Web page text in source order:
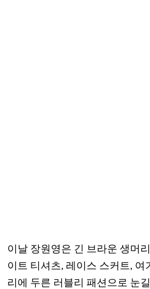
이날 장원영은 긴 브라운 생머
이트 티셔츠, 레이스 스커트, 여
리에 두른 러블리 패션으로 눈